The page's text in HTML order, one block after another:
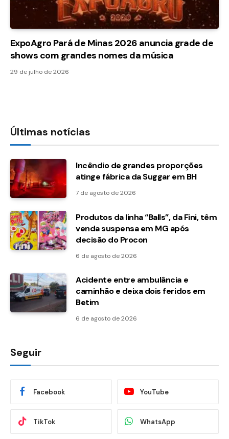
ExpoAgro Pará de Minas 2026 anuncia grade de
shows com grandes nomes da música
29 de julho de 2026
Últimas notícias
Incêndio de grandes proporções
atinge fábrica da Suggar em BH
7 de agosto de 2026
Produtos da linha “Balls”, da Fini, têm
venda suspensa em MG após
decisão do Procon
6 de agosto de 2026
Acidente entre ambulância e
caminhão e deixa dois feridos em
Betim
6 de agosto de 2026
Seguir
Facebook YouTube
TikTok WhatsApp